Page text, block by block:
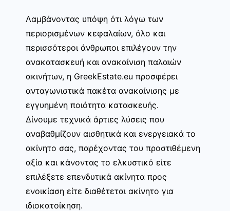
Λαμβάνοντας υπόψη ότι λόγω των
περιορισμένων κεφαλαίων, όλο και
περισσότεροι άνθρωποι επιλέγουν την
ανακατασκευή και ανακαίνιση παλαιών
ακινήτων, η GreekEstate.eu προσφέρει
ανταγωνιστικά πακέτα ανακαίνισης με
εγγυημένη ποιότητα κατασκευής.
Δίνουμε τεχνικά άρτιες λύσεις που
αναβαθμίζουν αισθητικά και ενεργειακά το
ακίνητο σας, παρέχοντας του προστιθέμενη
αξία και κάνοντας το ελκυστικό είτε
επιλέξετε επενδυτικά ακίνητα προς
ενοικίαση είτε διαθέτεται ακίνητο για
ιδιοκατοίκηση.